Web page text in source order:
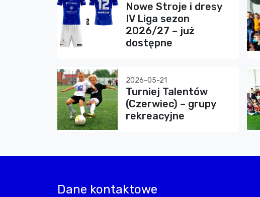
Nowe Stroje i dresy
IV Liga sezon
2026/27 – już
dostępne
2026-05-21
Turniej Talentów
(Czerwiec) – grupy
rekreacyjne
Dane kontaktowe